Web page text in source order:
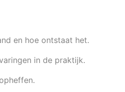
en hoe ontstaat het.
in de praktijk.